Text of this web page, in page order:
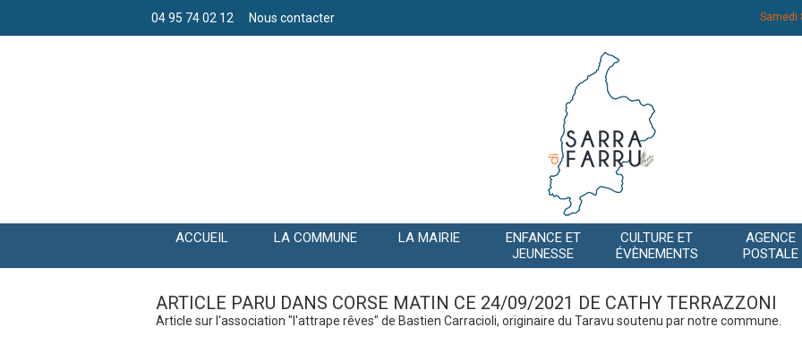
04 95 74 02 12 Nous contacter Samedi
ACCUEIL LA COMMUNE LA MAIRIE
ENFANCE ET
JEUNESSE
CULTURE ET
ÉVÈNEMENTS
AGENCE
POSTALE
ARTICLE PARU DANS CORSE MATIN CE 24/09/2021 DE CATHY TERRAZZONI
Article sur l'association "l'attrape rêves" de Bastien Carracioli, originaire du Taravu soutenu par notre commune.